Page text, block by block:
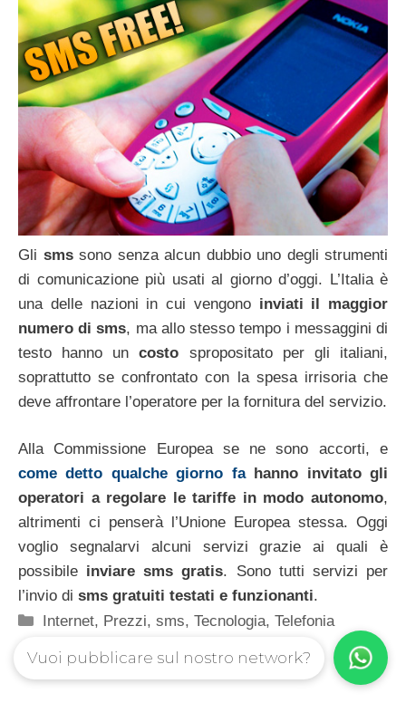
Gli sms sono senza alcun dubbio uno degli strumenti
di comunicazione più usati al giorno d’oggi. L’Italia è
una delle nazioni in cui vengono inviati il maggior
numero di sms, ma allo stesso tempo i messaggini di
testo hanno uncosto spropositato per gli italiani,
soprattutto se confrontato con la spesa irrisoria che
deve affrontare l’operatore per la fornitura del servizio.
Alla Commissione Europea se ne sono accorti, e
come detto qualche giorno fahanno invitato gli
operatori a regolare le tariffe in modo autonomo,
altrimenti ci penserà l’Unione Europea stessa. Oggi
voglio segnalarvi alcuni servizi grazie ai quali è
possibile inviare sms gratis. Sono tutti servizi per
l’invio di sms gratuiti testati e funzionanti.
Categorie
Internet, Prezzi,sms,Tecnologia,Telefonia
Vuoi pubblicare sul nostro network?